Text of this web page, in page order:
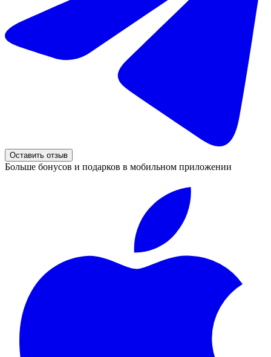
Оставить отзыв
Больше бонусов и подарков в мобильном приложении